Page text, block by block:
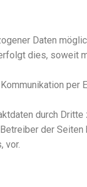
Daten
dies, soweit
durch
der
vor.